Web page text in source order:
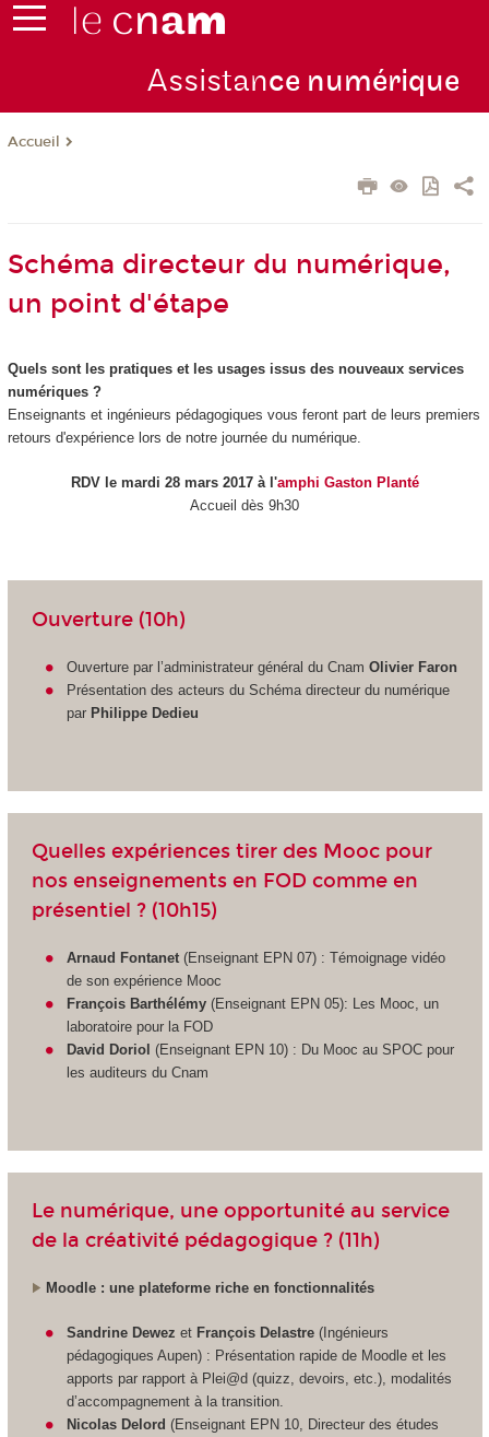
Assistance numérique
Accueil
Schéma directeur du numérique,
un point d'étape
Quels sont les pratiques et les usages issus des nouveaux services
numériques ?
Enseignants et ingénieurs pédagogiques vous feront part de leurs premiers
retours d'expérience lors de notre journée du numérique.
RDV le mardi 28 mars 2017 à l'amphi Gaston Planté
Accueil dès 9h30
Ouverture (10h)
Ouverture par l’administrateur général du CnamOlivier Faron
Présentation des acteurs du Schéma directeur du numérique
par Philippe Dedieu
Quelles expériences tirer des Mooc pour
nos enseignements en FOD comme en
présentiel ? (10h15)
Arnaud Fontanet (Enseignant EPN 07) : Témoignage vidéo
de son expérience Mooc
François Barthélémy (Enseignant EPN 05): Les Mooc, un
laboratoire pour la FOD
David Doriol(Enseignant EPN 10) : Du Mooc au SPOC pour
les auditeurs du Cnam
Le numérique, une opportunité au service
de la créativité pédagogique ? (11h)
Moodle : une plateforme riche en fonctionnalités
Sandrine Dewez et François Delastre (Ingénieurs
pédagogiques Aupen) : Présentation rapide de Moodle et les
apports par rapport à Plei@d (quizz, devoirs, etc.), modalités
d’accompagnement à la transition.
Nicolas Delord (Enseignant EPN 10, Directeur des études